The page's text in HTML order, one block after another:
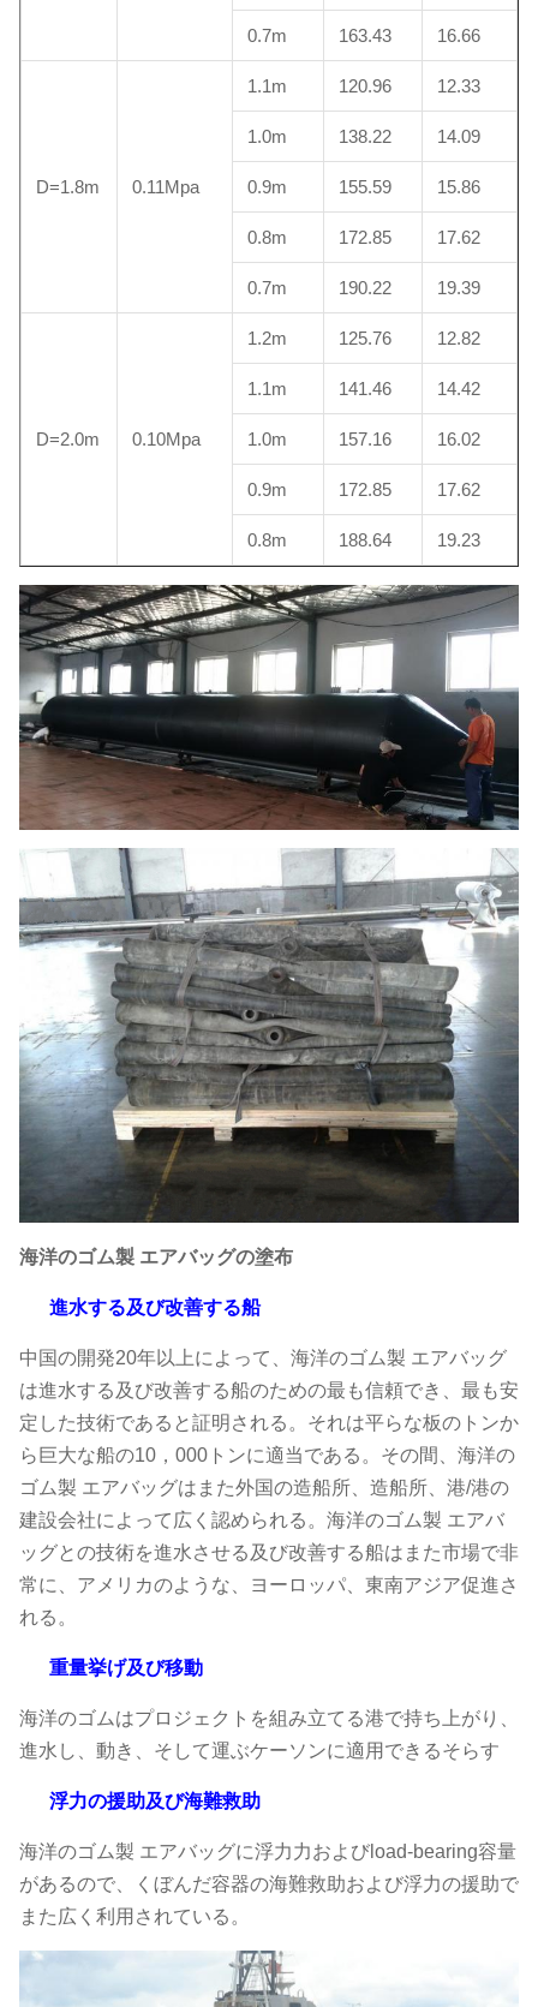
0.7m 163.43 16.66
D=1.8m 0.11Mpa
1.1m 120.96 12.33
1.0m 138.22 14.09
0.9m 155.59 15.86
0.8m 172.85 17.62
0.7m 190.22 19.39
D=2.0m 0.10Mpa
1.2m 125.76 12.82
1.1m 141.46 14.42
1.0m 157.16 16.02
0.9m 172.85 17.62
0.8m 188.64 19.23
海洋のゴム製 エアバッグの塗布
進水する及び改善する船
中国の開発20年以上によって、海洋のゴム製 エアバッグ
は進水する及び改善する船のための最も信頼でき、最も安
定した技術であると証明される。それは平らな板のトンか
ら巨大な船の10，000トンに適当である。その間、海洋の
ゴム製 エアバッグはまた外国の造船所、造船所、港/港の
建設会社によって広く認められる。海洋のゴム製 エアバ
ッグとの技術を進水させる及び改善する船はまた市場で非
常に、アメリカのような、ヨーロッパ、東南アジア促進さ
れる。
重量挙げ及び移動
海洋のゴムはプロジェクトを組み立てる港で持ち上がり、
進水し、動き、そして運ぶケーソンに適用できるそらす
浮力の援助及び海難救助
海洋のゴム製 エアバッグに浮力力およびload-bearing容量
があるので、くぼんだ容器の海難救助および浮力の援助で
また広く利用されている。